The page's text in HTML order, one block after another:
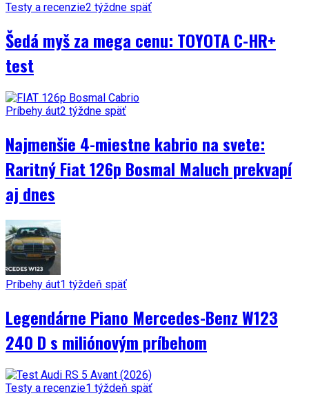
Testy a recenzie2 týždne späť
Šedá myš za mega cenu: TOYOTA C-HR+
test
Príbehy áut2 týždne späť
Najmenšie 4-miestne kabrio na svete:
Raritný Fiat 126p Bosmal Maluch prekvapí
aj dnes
Príbehy áut1 týždeň späť
Legendárne Piano Mercedes-Benz W123
240 D s miliónovým príbehom
Testy a recenzie1 týždeň späť